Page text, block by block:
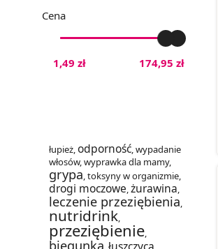
Cena
1,49 zł 174,95 zł
łupież,odporność,wypadanie
włosów,wyprawka dla mamy,
grypa,toksyny w organizmie,
drogi moczowe,żurawina,
leczenie przeziębienia,
nutridrink,
przeziębienie,
biegunka